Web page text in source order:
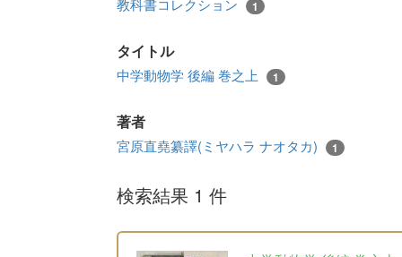
教科書コレクション 1
タイトル
中学動物学 後編 巻之上 1
著者
宮原直堯纂譯(ミヤハラ ナオタカ) 1
検索結果 1 件